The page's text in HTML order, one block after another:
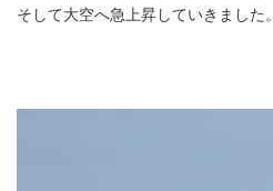
そして大空へ急上昇していきました。